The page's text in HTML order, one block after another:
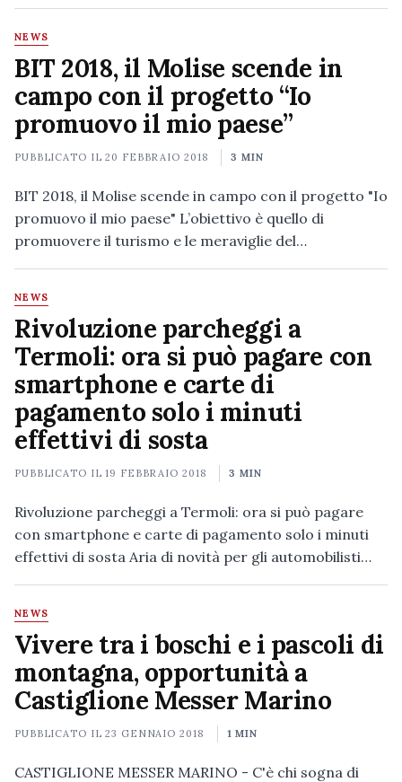
NEWS
BIT 2018, il Molise scende in
campo con il progetto “Io
promuovo il mio paese”
PUBBLICATO IL20 FEBBRAIO 2018 3 MIN
BIT 2018, il Molise scende in campo con il progetto "Io
promuovo il mio paese" L’obiettivo è quello di
promuovere il turismo e le meraviglie del…
NEWS
Rivoluzione parcheggi a
Termoli: ora si può pagare con
smartphone e carte di
pagamento solo i minuti
effettivi di sosta
PUBBLICATO IL19 FEBBRAIO 2018 3 MIN
Rivoluzione parcheggi a Termoli: ora si può pagare
con smartphone e carte di pagamento solo i minuti
effettivi di sosta Aria di novità per gli automobilisti…
NEWS
Vivere tra i boschi e i pascoli di
montagna, opportunità a
Castiglione Messer Marino
PUBBLICATO IL23 GENNAIO 2018 1 MIN
CASTIGLIONE MESSER MARINO - C'è chi sogna di